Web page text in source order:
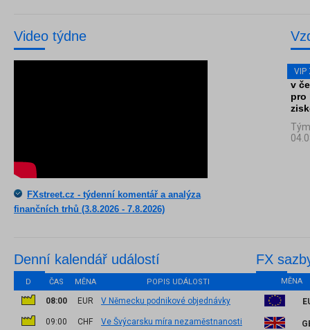
Video týdne
FXstreet.cz - týdenní komentář a analýza
finančních trhů (3.8.2026 - 7.8.2026)
VIP
v
pro
Denní kalendář událostí
D ČAS MĚNA POPIS UDÁLOSTI
08:00 EUR V Německu podnikové objednávky
09:00 CHF Ve Švýcarsku míra nezaměstnanosti
FX
MĚNA